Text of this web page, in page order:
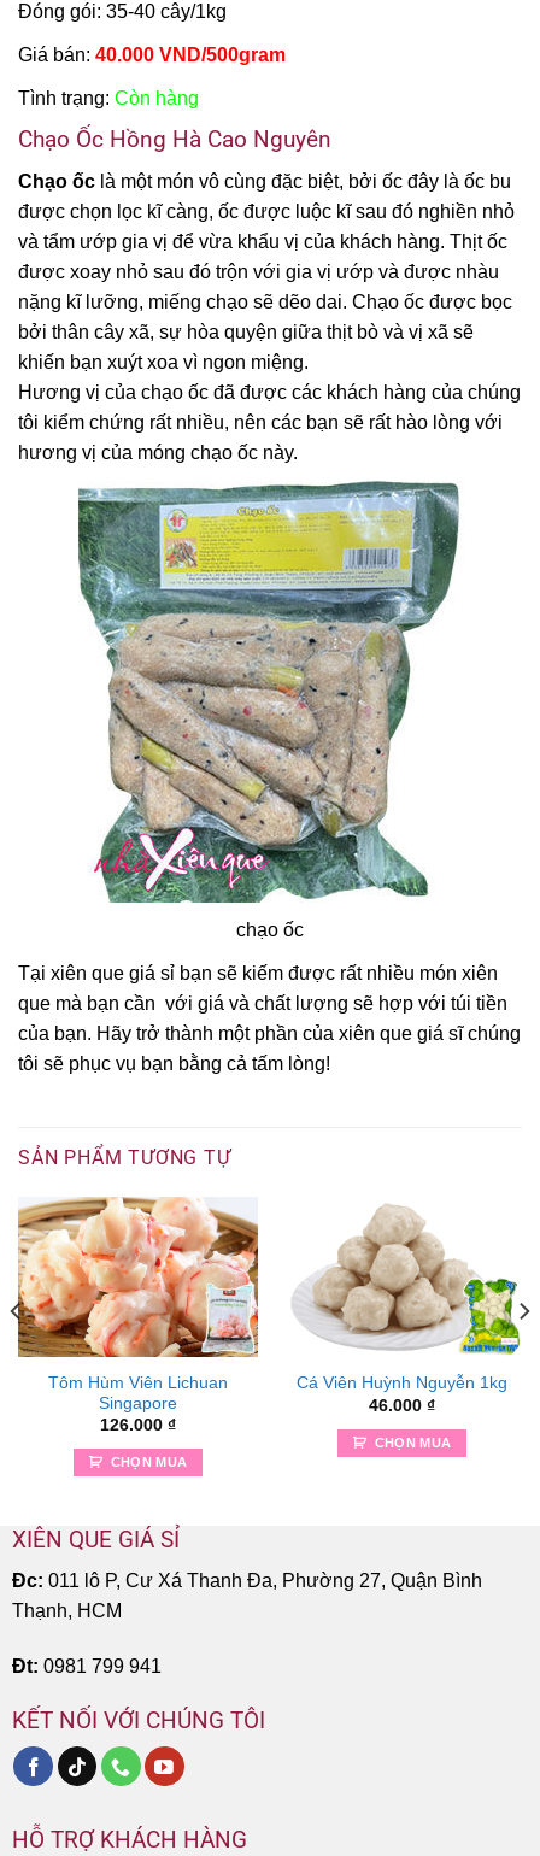
Đóng gói: 35-40 cây/1kg
Giá bán: 40.000 VND/500gram
Tình trạng: Còn hàng
Chạo Ốc Hồng Hà Cao Nguyên
Chạo ốc là một món vô cùng đặc biệt, bởi ốc đây là ốc bu
được chọn lọc kĩ càng, ốc được luộc kĩ sau đó nghiền nhỏ
và tẩm ướp gia vị để vừa khẩu vị của khách hàng. Thịt ốc
được xoay nhỏ sau đó trộn với gia vị ướp và được nhàu
nặng kĩ lưỡng, miếng chạo sẽ dẽo dai. Chạo ốc được bọc
bởi thân cây xã, sự hòa quyện giữa thịt bò và vị xã sẽ
khiến bạn xuýt xoa vì ngon miệng.
Hương vị của chạo ốc đã được các khách hàng của chúng
tôi kiểm chứng rất nhiều, nên các bạn sẽ rất hào lòng với
hương vị của móng chạo ốc này.
chạo ốc
Tại xiên que giá sỉ bạn sẽ kiếm được rất nhiều món xiên
que mà bạn cần với giá và chất lượng sẽ hợp với túi tiền
của bạn. Hãy trở thành một phần của xiên que giá sĩ chúng
tôi sẽ phục vụ bạn bằng cả tấm lòng!
SẢN PHẨM TƯƠNG TỰ
Tôm Hùm Viên Lichuan
Singapore
126.000 ₫
CHỌN MUA
Cá Viên Huỳnh Nguyễn 1kg
46.000 ₫
CHỌN MUA
XIÊN QUE GIÁ SỈ
Đc: 011 lô P, Cư Xá Thanh Đa, Phường 27, Quận Bình
Thạnh, HCM
Đt: 0981 799 941
KẾT NỐI VỚI CHÚNG TÔI
HỖ TRỢ KHÁCH HÀNG